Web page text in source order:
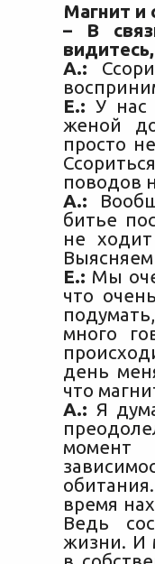
Магнит и
– В
А.:
Е.: У нас
женой
просто
поводов
А.:
битье
не
Выясняем
Е.: Мы
что
много
день
что
А.: Я
момент
время
Ведь
жизни. И